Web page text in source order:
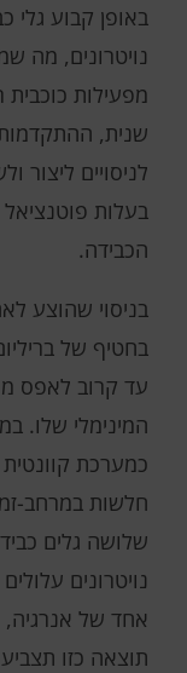
באופן קבוע גלי
נויטרונים, מה
מפעילות כוכבית
שנית,
לניסויים ליצור
בעלות
הכבידה.
בניסוי שהוצע
עד קרוב לאפס
המינימלי שלו.
כמערכת
חלשות במרחב-
שלושה גלים
נויטרונים
אחד של
תוצאה כזו